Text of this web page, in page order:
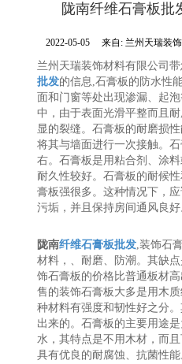
陇南纤维石膏板批
2022-05-05 来自: 兰州天瑞装
兰州天瑞装饰材料有限公司
批发的信息,石膏板的防水性
面和门窗等处出现渗漏、起
中，由于表面光滑平整而且
显的裂缝。石膏板的耐磨损
将其与墙面进行一次接触。
右。石膏板是用粘合剂、涂
耐久性较好。石膏板的耐候
膏板强很多。这种情况下，
污垢，并且保持房间通风良好
陇南纤维石膏板批发,装饰石
材料，、耐磨、防潮。其缺
饰石膏板的价格比普通板材
售的装饰石膏板大多是用木
种材料有强度和韧性好之分
出来的。石膏板的主要用途
水，其特点是不用木材，而
具有优良的耐腐蚀、抗菌性